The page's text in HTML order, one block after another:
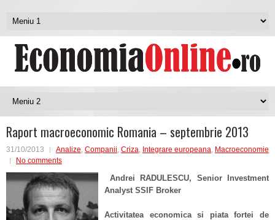
Raport macroeconomic Romania – septembrie 2013
31/10/2013 Analize, Companii, Criza, Integrare europeana, Macroeconomie
No comments
Andrei RADULESCU, Senior Investment
Analyst SSIF Broker
Activitatea economica si piata fortei de